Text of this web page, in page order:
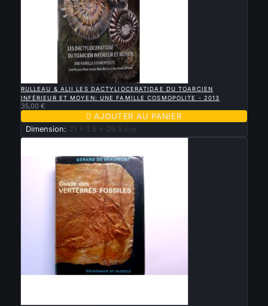
RULLEAU & ALII LES DACTYLIOCERATIDAE DU TOARCIEN
INFÉRIEUR ET MOYEN: UNE FAMILLE COSMOPOLITE - 2013
35,00 €
 AJOUTER AU PANIER
Dimension: 21 x 1.5 x 29.5 cm